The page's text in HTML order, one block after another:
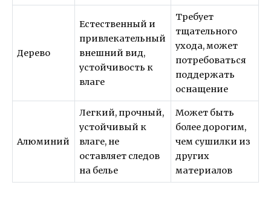
Дерево
Естественный и
привлекательный
внешний вид,
устойчивость к
влаге
Требует
тщательного
ухода, может
потребоваться
поддержать
оснащение
Алюминий
Легкий, прочный,
устойчивый к
влаге, не
оставляет следов
на белье
Может быть
более дорогим,
чем сушилки из
других
материалов